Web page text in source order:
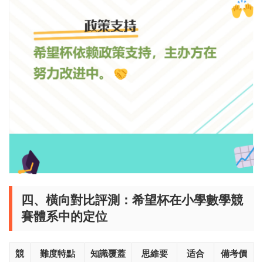
四、橫向對比評測：希望杯在小學數學競
賽體系中的定位
競
難度特點
知識覆蓋
思維要
适合
備考價